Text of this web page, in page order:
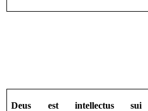
Deus est intellectus sui